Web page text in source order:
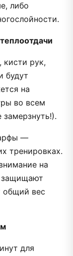
либо
рук,
будут
на
во всем
—
тренировках.
на
защищают
общий вес
для